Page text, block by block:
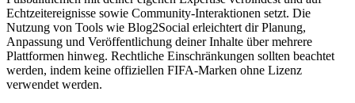
Echtzeitereignisse sowie Community-Interaktionen setzt. Die
Nutzung von Tools wie Blog2Social erleichtert dir Planung,
Anpassung und Veröffentlichung deiner Inhalte über mehrere
Plattformen hinweg. Rechtliche Einschränkungen sollten beachtet
werden, indem keine offiziellen FIFA-Marken ohne Lizenz
verwendet werden.